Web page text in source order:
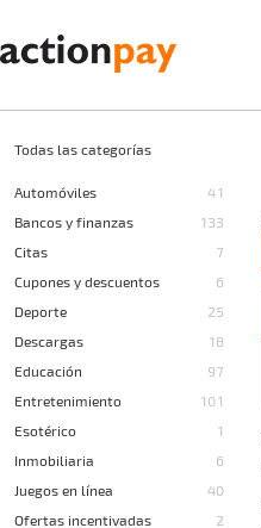
Todas las categorías
Automóviles
41
Bancos y finanzas
133
Citas
7
Cupones y descuentos
6
Deporte
25
Descargas
18
Educación
97
Entretenimiento
101
Esotérico
1
Inmobiliaria
6
Juegos en línea
40
Ofertas incentivadas
2